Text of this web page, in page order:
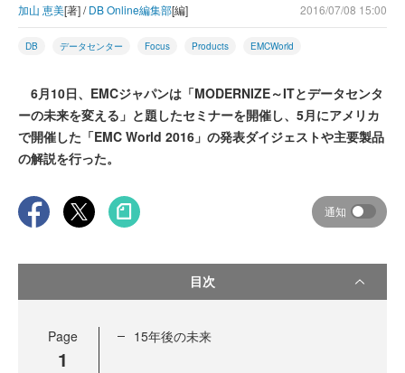
加山 恵美[著] /DB Online編集部[編] 2016/07/08 15:00
DB データセンター Focus Products EMCWorld
6月10日、EMCジャパンは「MODERNIZE～ITとデータセンタ
ーの未来を変える」と題したセミナーを開催し、5月にアメリカ
で開催した「EMC World 2016」の発表ダイジェストや主要製品
の解説を行った。
通知
目次
Page
1
15年後の未来